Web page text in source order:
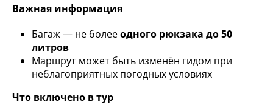
Важная информация
Багаж — не болееодного рюкзака до 50
литров
Маршрут может быть изменён гидом при
неблагоприятных погодных условиях
Что включено в тур